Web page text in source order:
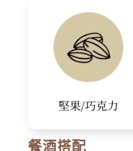
堅果/巧克力
餐酒搭配